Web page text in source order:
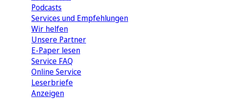
Podcasts
Services und Empfehlungen
Wir helfen
Unsere Partner
E-Paper lesen
Service FAQ
Online Service
Leserbriefe
Anzeigen